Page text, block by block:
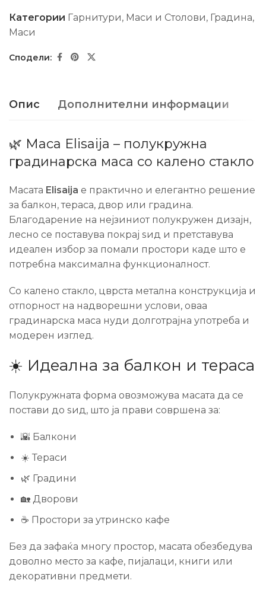
Категории Гарнитури, Маси и Столови, Градина,
Маси
Опис Дополнителни информации
🌿 Маса Elisaija – полукружна
градинарска маса со калено стакло
Масата Elisaija е практично и елегантно решение
за балкон, тераса, двор или градина.
Благодарение на нејзиниот полукружен дизајн,
лесно се поставува покрај ѕид и претставува
идеален избор за помали простори каде што е
потребна максимална функционалност.
Со калено стакло, цврста метална конструкција и
отпорност на надворешни услови, оваа
градинарска маса нуди долготрајна употреба и
модерен изглед.
☀️ Идеална за балкон и тераса
Полукружната форма овозможува масата да се
постави до ѕид, што ја прави совршена за:
🌇 Балкони
☀️ Тераси
🌿 Градини
🏡 Дворови
☕ Простори за утринско кафе
Без да зафаќа многу простор, масата обезбедува
доволно место за кафе, пијалаци, книги или
декоративни предмети.